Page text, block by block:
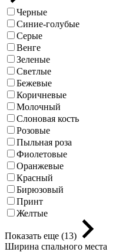
Черные
Синие-голубые
Серые
Венге
Зеленые
Светлые
Бежевые
Коричневые
Молочный
Слоновая кость
Розовые
Пыльная роза
Фиолетовые
Оранжевые
Красный
Бирюзовый
Принт
Желтые
Показать еще (13)
Ширина спального места